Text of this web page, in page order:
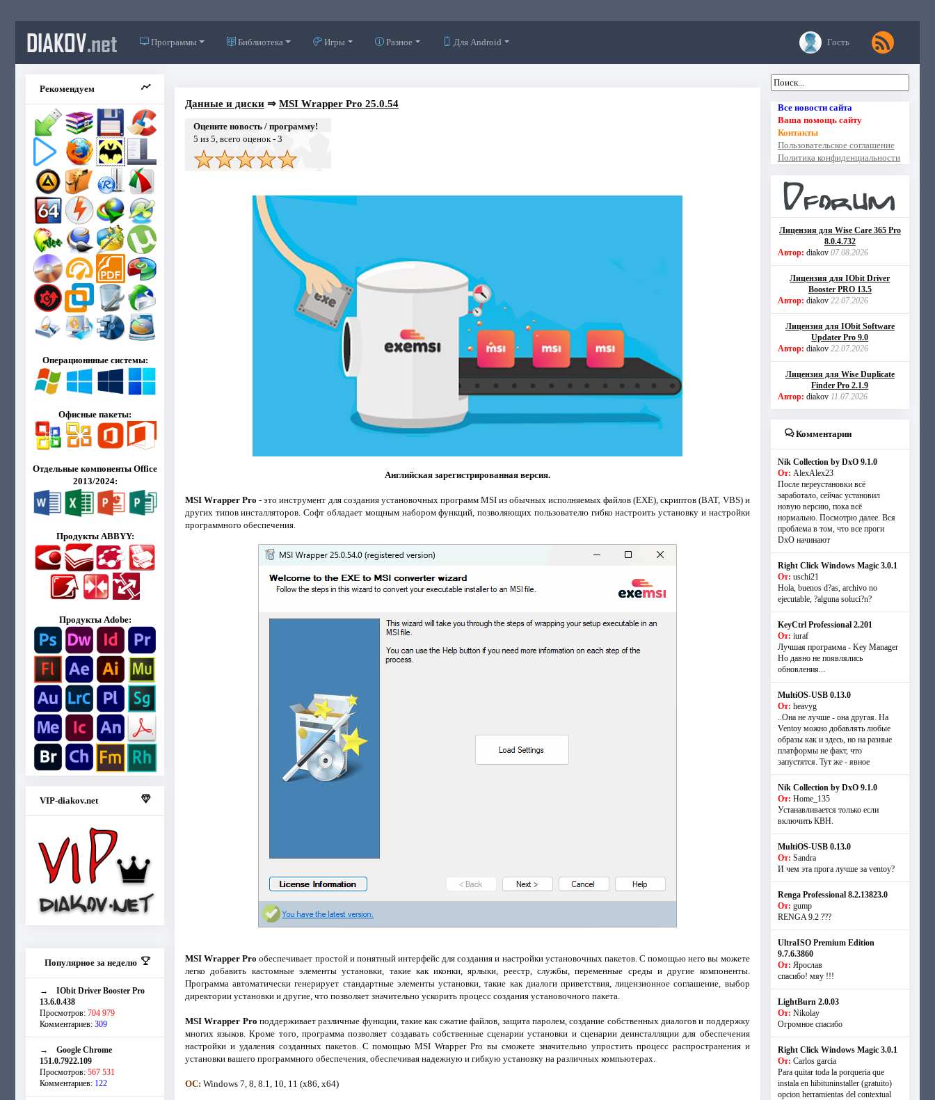
DIAKOV.net Программы Библиотека Игры Разное Для Android Гость
Рекомендуем
Операционнные системы:
Офисные пакеты:
Отдельные компоненты Office
2013/2024:
Продукты ABBYY:
Продукты Adobe:
VIP-diakov.net
Популярное за неделю
→ IObit Driver Booster Pro
13.6.0.438
Просмотров: 704 979
Комментариев: 309
→ Google Chrome
151.0.7922.109
Просмотров: 567 531
Комментариев: 122
Данные и диски⇒ MSI Wrapper Pro 25.0.54
Оцените новость / программу!
5 из 5, всего оценок - 3
Английская зарегистрированная версия.
MSI Wrapper Pro - это инструмент для создания установочных программ MSI из обычных исполняемых файлов (EXE), скриптов (BAT, VBS) и
других типов инсталляторов. Софт обладает мощным набором функций, позволяющих пользователю гибко настроить установку и настройки
программного обеспечения.
MSI Wrapper Pro обеспечивает простой и понятный интерфейс для создания и настройки установочных пакетов. С помощью него вы можете
легко добавить кастомные элементы установки, такие как иконки, ярлыки, реестр, службы, переменные среды и другие компоненты.
Программа автоматически генерирует стандартные элементы установки, такие как диалоги приветствия, лицензионное соглашение, выбор
директории установки и другие, что позволяет значительно ускорить процесс создания установочного пакета.
MSI Wrapper Pro поддерживает различные функции, такие как сжатие файлов, защита паролем, создание собственных диалогов и поддержку
многих языков. Кроме того, программа позволяет создавать собственные сценарии установки и сценарии деинсталляции для обеспечения
настройки и удаления созданных пакетов. С помощью MSI Wrapper Pro вы сможете значительно упростить процесс распространения и
установки вашего программного обеспечения, обеспечивая надежную и гибкую установку на различных компьютерах.
ОС: Windows 7, 8, 8.1, 10, 11 (x86, x64)
Все новости сайта
Ваша помощь сайту
Контакты
Пользовательское соглашение
Политика конфиденциальности
Лицензия для Wise Care 365 Pro
8.0.4.732
Автор: diakov 07.08.2026
Лицензия для IObit Driver
Booster PRO 13.5
Автор: diakov 22.07.2026
Лицензия для IObit Software
Updater Pro 9.0
Автор: diakov 22.07.2026
Лицензия для Wise Duplicate
Finder Pro 2.1.9
Автор: diakov 11.07.2026
Комментарии
Nik Collection by DxO 9.1.0
От: AlexAlex23
После переустановки всё
заработало, сейчас установил
новую версию, пока всё
нормально. Посмотрю далее. Вся
проблема в том, что все проги
DxO начинают
Right Click Windows Magic 3.0.1
От: uschi21
Hola, buenos d?as, archivo no
ejecutable, ?alguna soluci?n?
KeyCtrl Professional 2.201
От: iuraf
Лучшая программа - Key Manager
Но давно не появлялись
обновления...
MultiOS-USB 0.13.0
От: heavyg
..Она не лучше - она другая. На
Ventoy можно добавлять любые
образы как и здесь, но на разные
платформы не факт, что
запустятся. Тут же - явное
Nik Collection by DxO 9.1.0
От: Home_135
Устанавливается только если
включить КВН.
MultiOS-USB 0.13.0
От: Sandra
И чем эта прога лучше за ventoy?
Renga Professional 8.2.13823.0
От: gump
RENGA 9.2 ???
UltraISO Premium Edition
9.7.6.3860
От: Ярослав
спасибо! мяу !!!
LightBurn 2.0.03
От: Nikolay
Огромное спасибо
Right Click Windows Magic 3.0.1
От: Carlos garcia
Para quitar toda la porqueria que
instala en hibituninstaller (gratuito)
opcion herramientas del contextual